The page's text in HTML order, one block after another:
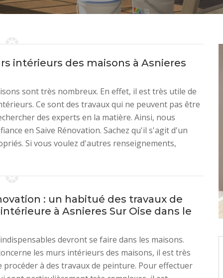
intérieurs des maisons à Asnieres
sont très nombreux. En effet, il est très utile de
Ce sont des travaux qui ne peuvent pas être
des experts en la matière. Ainsi, nous
en Saive Rénovation. Sachez qu'il s'agit d'un
Si vous voulez d'autres renseignements,
: un habitué des travaux de
à Asnieres Sur Oise dans le
devront se faire dans les maisons.
les murs intérieurs des maisons, il est très
à des travaux de peinture. Pour effectuer